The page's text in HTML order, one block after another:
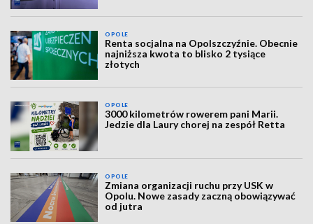
OPOLE
Renta socjalna na Opolszczyźnie. Obecnie
najniższa kwota to blisko 2 tysiące
złotych
OPOLE
3000 kilometrów rowerem pani Marii.
Jedzie dla Laury chorej na zespół Retta
OPOLE
Zmiana organizacji ruchu przy USK w
Opolu. Nowe zasady zaczną obowiązywać
od jutra